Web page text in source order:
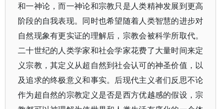
和一神论，而一神论和宗教只是人类精神发展到更高
阶段的自我表现。同时也希望随着人类智慧的进步对
自然现象有更实证的理解后，宗教会被科学所取代。
二十世纪的人类学家和社会学家花费了大量时间来定
义宗教，其定义从超自然到社会认可的神圣价值，以
及追求的终极意义和事实。后现代主义者们反思不论
作为超自然的宗教定义是否是西方优越感的假设，宗